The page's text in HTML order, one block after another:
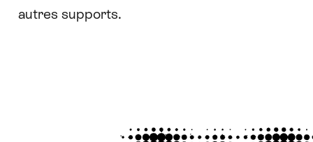
autres supports.